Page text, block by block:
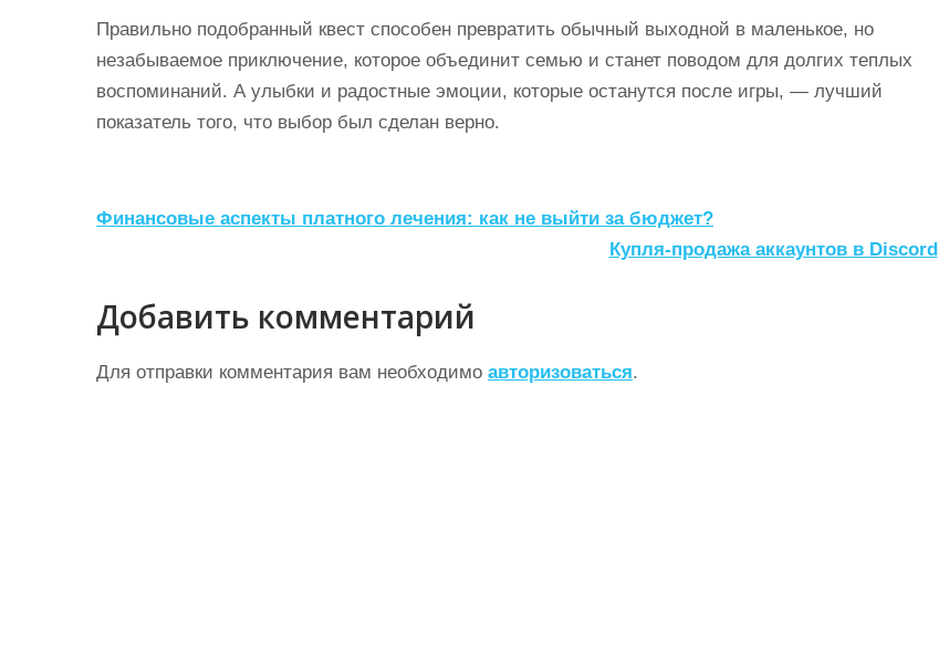
Правильно подобранный квест способен превратить обычный выходной в маленькое, но
незабываемое приключение, которое объединит семью и станет поводом для долгих теплых
воспоминаний. А улыбки и радостные эмоции, которые останутся после игры, — лучший
показатель того, что выбор был сделан верно.
Н
в
и
г
Финансовые аспекты платного лечения: как не выйти за бюджет?
Купля-продажа аккаунтов в Discord
Добавить комментарий
Для отправки комментария вам необходимо авторизоваться.